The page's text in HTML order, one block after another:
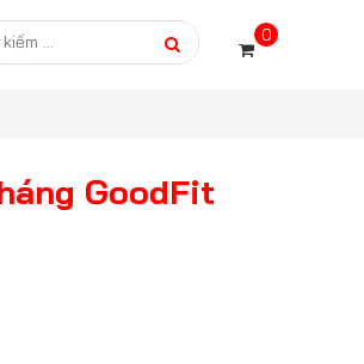
0
GoodFit